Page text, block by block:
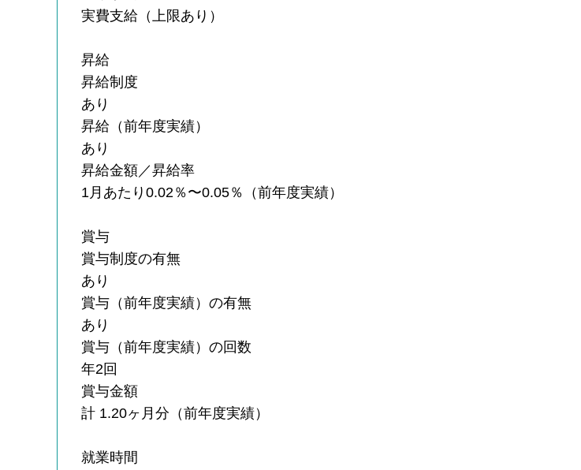
実費支給（上限あり）
昇給
昇給制度
あり
昇給（前年度実績）
あり
昇給金額／昇給率
1月あたり0.02％〜0.05％（前年度実績）
賞与
賞与制度の有無
あり
賞与（前年度実績）の有無
あり
賞与（前年度実績）の回数
年2回
賞与金額
計 1.20ヶ月分（前年度実績）
就業時間